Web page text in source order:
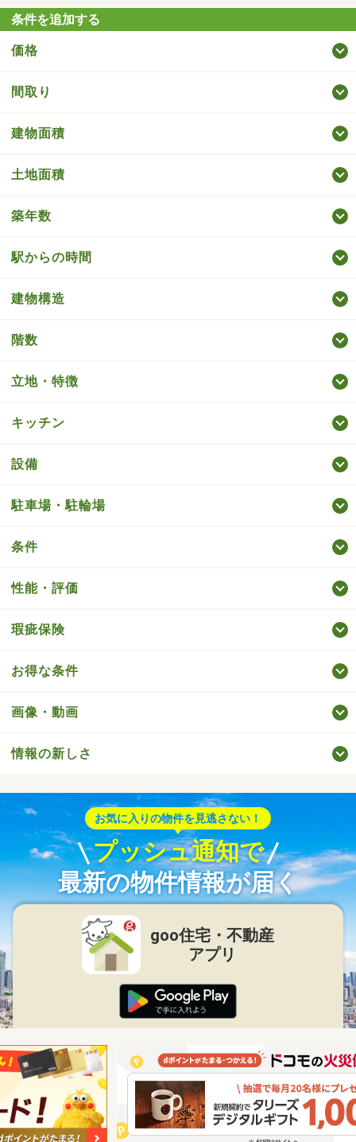
条件を追加する
価格
間取り
建物面積
土地面積
築年数
駅からの時間
建物構造
階数
立地・特徴
キッチン
設備
駐車場・駐輪場
条件
性能・評価
瑕疵保険
お得な条件
画像・動画
情報の新しさ
お気に入りの物件を見逃さない！
プッシュ通知で
最新の物件情報が届く
goo住宅・不動産
アプリ